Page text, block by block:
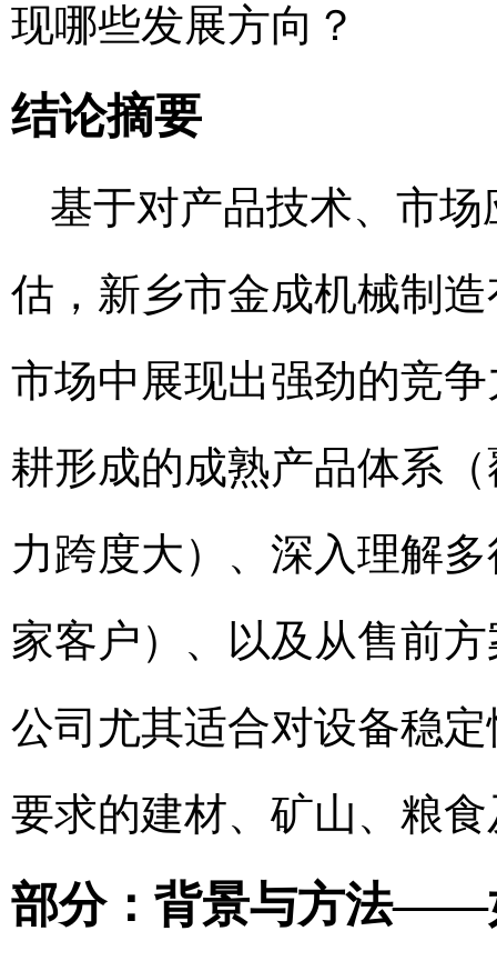
现哪些发展方向？
结论摘要
基于对产品技术、市
估，新乡市金成机械制
市场中展现出强劲的竞
耕形成的成熟产品体系
力跨度大）、深入理解
家客户）、以及从售前
公司尤其适合对设备稳
要求的建材、矿山、粮
部分：背景与方法——